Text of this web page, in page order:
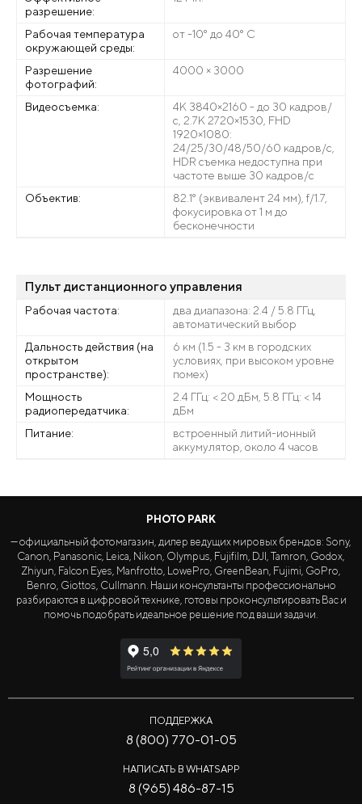
разрешение:
Рабочая температура
окружающей среды:
от -10° до 40° C
Разрешение
фотографий:
4000 × 3000
Видеосъемка:
4K 3840×2160 - до 30 кадров/
с, 2.7K 2720×1530, FHD
1920×1080:
24/25/30/48/50/60 кадров/с,
HDR съемка недоступна при
частоте выше 30 кадров/с
Объектив:
82.1° (эквивалент 24 мм), f/1.7,
фокусировка от 1 м до
бесконечности
Пульт дистанционного управления
Рабочая частота:
два диапазона: 2.4 / 5.8 ГГц,
автоматический выбор
Дальность действия (на
открытом
пространстве):
6 км (1.5 - 3 км в городских
условиях, при высоком уровне
помех)
Мощность
радиопередатчика:
2.4 ГГц: < 20 дБм, 5.8 ГГц: < 14
дБм
Питание:
встроенный литий-ионный
аккумулятор, около 4 часов
PHOTO PARK
— официальный фотомагазин, дилер ведущих мировых брендов: Sony,
Canon, Panasonic, Leica, Nikon, Olympus, Fujifilm, DJI, Tamron, Godox,
Zhiyun, Falcon Eyes, Manfrotto, LowePro, GreenBean, Fujimi, GoPro,
Benro, Giottos, Cullmann. Наши консультанты профессионально
разбираются в цифровой технике, готовы проконсультировать Вас и
помочь подобрать идеальное решение под ваши задачи.
ПОДДЕРЖКА
8 (800) 770-01-05
НАПИСАТЬ В WHATSAPP
8 (965) 486-87-15